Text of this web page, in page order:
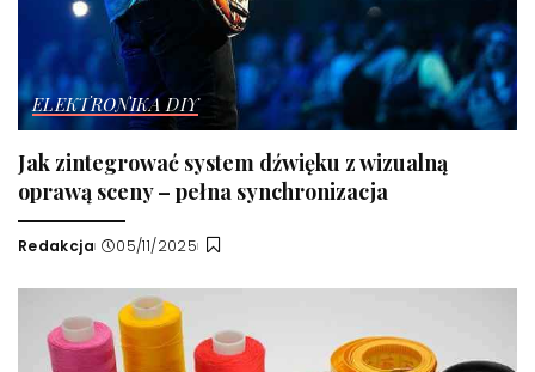
ELEKTRONIKA DIY
Jak zintegrować system dźwięku z wizualną
oprawą sceny – pełna synchronizacja
Wysłany
Redakcja 05/11/2025